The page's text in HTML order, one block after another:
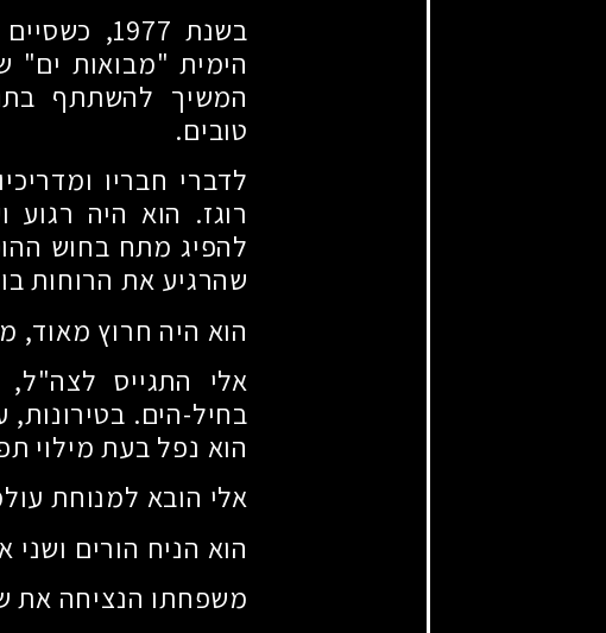
בשנת 1977
,
הימית "מבואות
המשיך להשתתף
טובים.
לדברי חבריו
רוגז. הוא היה
להפיג מתח בחוש
שהרגיע את הרוחות
הוא היה חרוץ מאוד,
אלי התגייס לצה"ל,
בחיל-הים.
הוא נפל בעת מילוי
אלי הובא למנוחת
הוא הניח הורים ושני
משפחתו הנציחה את